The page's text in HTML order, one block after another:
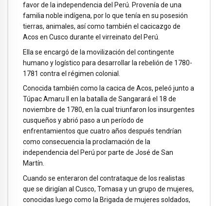
favor de la independencia del Perú. Provenía de una
familia noble indígena, por lo que tenía en su posesión
tierras, animales, así como también el cacicazgo de
Acos en Cusco durante el virreinato del Perú.
Ella se encargó de la movilización del contingente
humano y logístico para desarrollar la rebelión de 1780-
1781 contra el régimen colonial.
Conocida también como la cacica de Acos, peleó junto a
Túpac Amaru II en la batalla de Sangarará el 18 de
noviembre de 1780, en la cual triunfaron los insurgentes
cusqueños y abrió paso a un período de
enfrentamientos que cuatro años después tendrían
como consecuencia la proclamación de la
independencia del Perú por parte de José de San
Martín.
Cuando se enteraron del contrataque de los realistas
que se dirigían al Cusco, Tomasa y un grupo de mujeres,
conocidas luego como la Brigada de mujeres soldados,